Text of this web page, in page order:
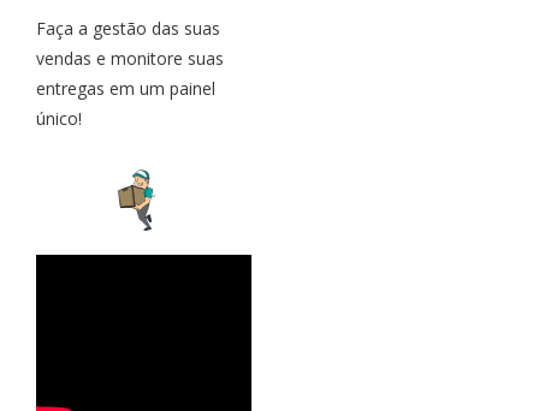
Faça a gestão das suas
vendas e monitore suas
entregas em um painel
único!